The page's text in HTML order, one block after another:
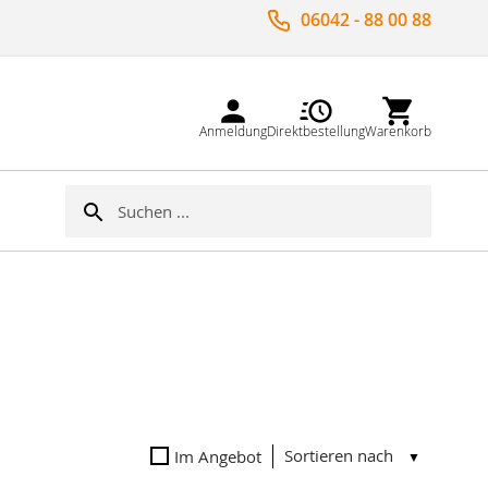
06042 - 88 00 88
AnmeldungDirektbestellungWarenkorb
Suche
Im Angebot Sortieren nach